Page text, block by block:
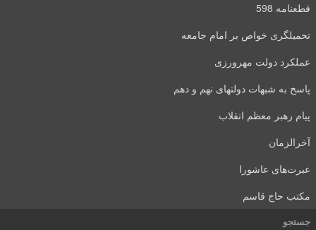
قطعنامه 598
تحمیلگری خواص بر امام جامعه
عملکرد دولت مهرورزی
پاسخ به شبهات دولتهای نهم و دهم
پیام رهبر معظم انقلاب
آخرالزمان
عبرت‌های عاشورا
مکتب حاج قاسم
جستجو